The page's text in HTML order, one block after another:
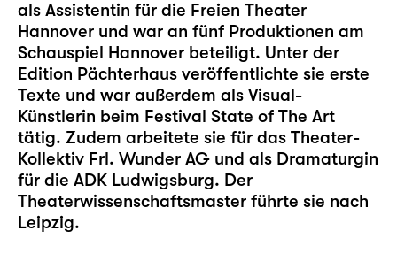
als Assistentin für die Freien Theater
Hannover und war an fünf Produktionen am
Schauspiel Hannover beteiligt. Unter der
Edition Pächterhaus veröffentlichte sie erste
Texte und war außerdem als Visual-
Künstlerin beim Festival State of The Art
tätig. Zudem arbeitete sie für das Theater-
Kollektiv Frl. Wunder AG und als Dramaturgin
für die ADK Ludwigsburg. Der
Theaterwissenschaftsmaster führte sie nach
Leipzig.